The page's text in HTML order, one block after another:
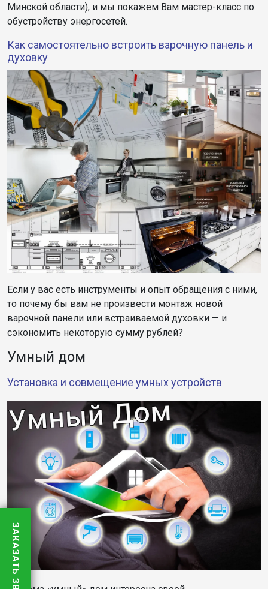
Минской области), и мы покажем Вам мастер-класс по
обустройству энергосетей.
Как самостоятельно встроить варочную панель и
духовку
Если у вас есть инструменты и опыт обращения с ними,
то почему бы вам не произвести монтаж новой
варочной панели или встраиваемой духовки — и
сэкономить некоторую сумму рублей?
Умный дом
Установка и совмещение умных устройств